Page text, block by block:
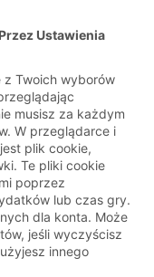
Ustawienia
z Twoich wyborów
musisz za każdym
W przeglądarce i
plik cookie,
Te pliki cookie
poprzez
lub czas gry.
dla konta. Może
jeśli wyczyścisz
innego